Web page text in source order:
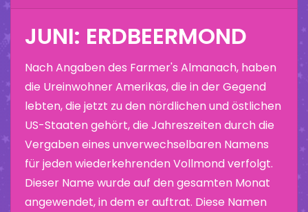
JUNI: ERDBEERMOND
Nach Angaben des Farmer's Almanach, haben
die Ureinwohner Amerikas, die in der Gegend
lebten, die jetzt zu den nördlichen und östlichen
US-Staaten gehört, die Jahreszeiten durch die
Vergaben eines unverwechselbaren Namens
für jeden wiederkehrenden Vollmond verfolgt.
Dieser Name wurde auf den gesamten Monat
angewendet, in dem er auftrat. Diese Namen